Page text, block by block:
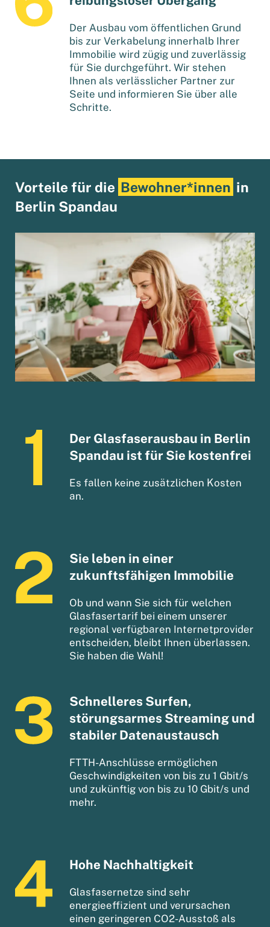
Der Ausbau vom öffentlichen Grund
bis zur Verkabelung innerhalb Ihrer
Immobilie wird zügig und zuverlässig
für Sie durchgeführt. Wir stehen
Ihnen als verlässlicher Partner zur
Seite und informieren Sie über alle
Schritte.
Vorteile für die Bewohner*innen in
Berlin Spandau
Der Glasfaserausbau in Berlin
Spandau ist für Sie kostenfrei
Es fallen keine zusätzlichen Kosten
an.
Sie leben in einer
zukunftsfähigen Immobilie
Ob und wann Sie sich für welchen
Glasfasertarif bei einem unserer
regional verfügbaren Internetprovider
entscheiden, bleibt Ihnen überlassen.
Sie haben die Wahl!
Schnelleres Surfen,
störungsarmes Streaming und
stabiler Datenaustausch
FTTH-Anschlüsse ermöglichen
Geschwindigkeiten von bis zu 1 Gbit/s
und zukünftig von bis zu 10 Gbit/s und
mehr.
Hohe Nachhaltigkeit
Glasfasernetze sind sehr
energieeffizient und verursachen
einen geringeren CO2-Ausstoß als